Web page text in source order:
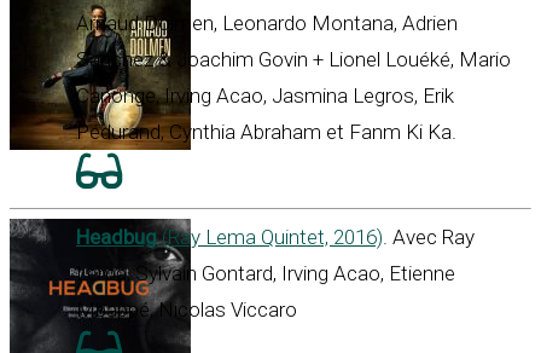
Arnaud Dolmen, Leonardo Montana, Adrien
Sanchez & Joachim Govin + Lionel Louéké, Mario
Canonge, Irving Acao, Jasmina Legros, Erik
Pédurand, Cynthia Abraham et Fanm Ki Ka.
Headbug(Ray Lema Quintet, 2016). Avec Ray
Lema, Sylvain Gontard, Irving Acao, Etienne
Mbappé, Nicolas Viccaro